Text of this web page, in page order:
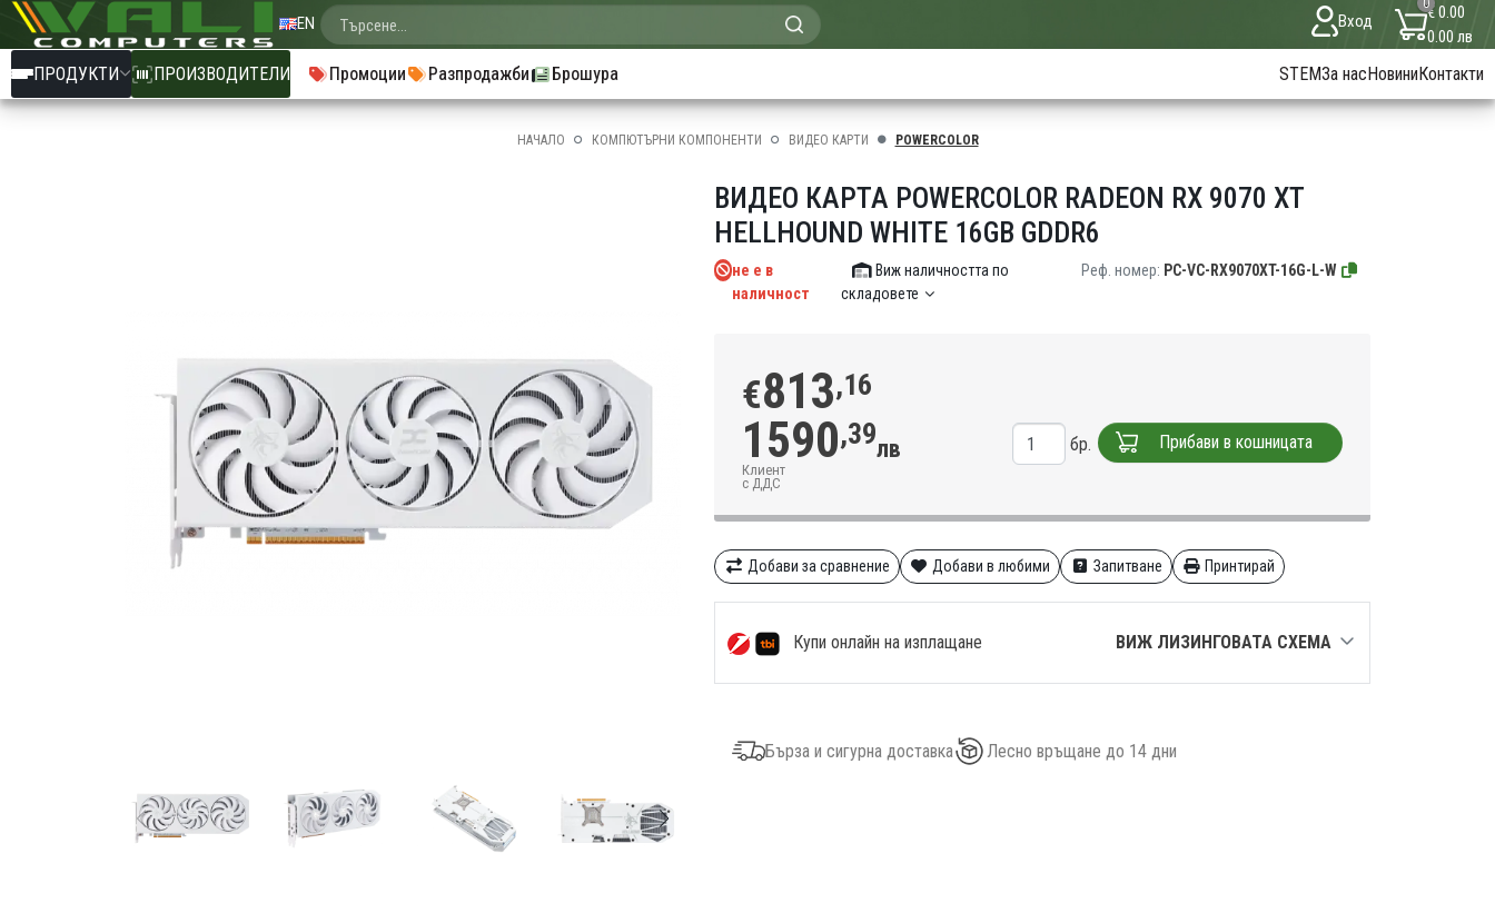
EN Вход
0€ 0.00
0.00 лв
ПРОДУКТИ ПРОИЗВОДИТЕЛИ Промоции Разпродажби Брошура STEMЗа насНовиниКонтакти
НАЧАЛО КОМПЮТЪРНИ КОМПОНЕНТИ ВИДЕО КАРТИ POWERCOLOR
ВИДЕО КАРТА POWERCOLOR RADEON RX 9070 XT
HELLHOUND WHITE 16GB GDDR6
не е в
наличност
Виж наличността по
складовете
Реф. номер: PC-VC-RX9070XT-16G-L-W
€813,16
1590,39лв
Клиент
с ДДС
бр. Прибави в кошницата
Добави за сравнение Добави в любими Запитване Принтирай
Купи онлайн на изплащане ВИЖ ЛИЗИНГОВАТА СХЕМА
Бърза и сигурна доставка Лесно връщане до 14 дни